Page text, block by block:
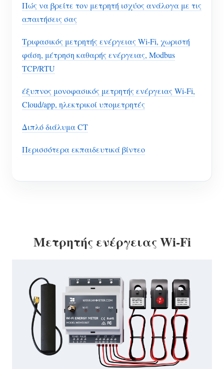
Πώς να βρείτε τον μετρητή ισχύος ανάλογα με τις
απαιτήσεις σας
Τριφασικός μετρητής ενέργειας Wi-Fi, χωριστή
φάση, μέτρηση καθαρής ενέργειας, Modbus
TCP/RTU
έξυπνος μονοφασικός μετρητής ενέργειας Wi-Fi,
Cloud/app, ηλεκτρικοί υπομετρητές
Διπλό διάλυμα CT
Περισσότερα εκπαιδευτικά βίντεο
Μετρητής ενέργειας Wi-Fi